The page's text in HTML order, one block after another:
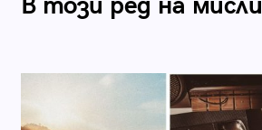
В този ред на мисли